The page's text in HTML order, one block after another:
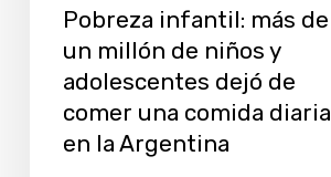
comida
diaria
Pobreza infantil: más de
un millón de niños y
adolescentes dejó de
comer una comida diaria
en la Argentina